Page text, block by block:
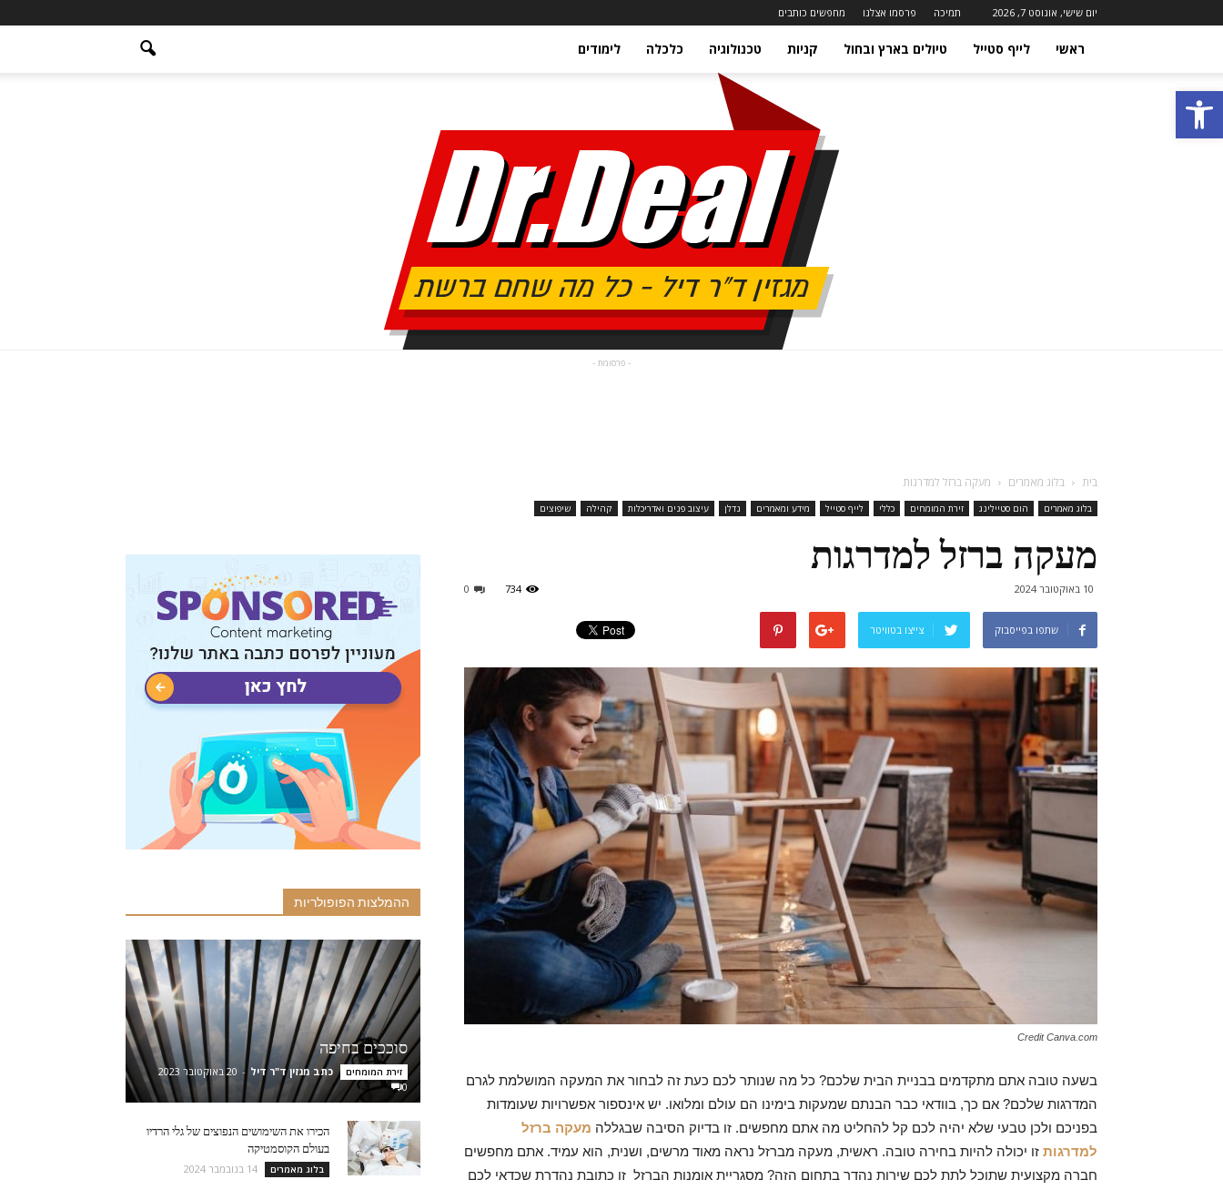
פתח סרגל נגישות
יום שישי, אוגוסט 7, 2026 תמיכה פרסמו אצלנו מחפשים כותבים
ראשי לייף סטייל טיולים בארץ ובחול קניות טכנולוגיה כלכלה לימודים
דיל
- פרסומת -
בית בלוג מאמרים מעקה ברזל למדרגות
בלוג מאמרים הום סטיילינג זירת המומחים כללי לייף סטייל מידע ומאמרים נדלן עיצוב פנים ואדריכלות קהילה שיפוצים
מעקה ברזל למדרגות
10 באוקטובר 2024 0 734
שתפו בפייסבוק צייצו בטוויטר
Credit Canva.com
בשעה טובה אתם מתקדמים בבניית הבית שלכם? כל מה שנותר לכם כעת זה לבחור את המעקה המושלמת לגרם
המדרגות שלכם? אם כך, בוודאי כבר הבנתם שמעקות בימינו הם עולם ומלואו. יש אינספור אפשרויות שעומדות
בפניכם ולכן טבעי שלא יהיה לכם קל להחליט מה אתם מחפשים. זו בדיוק הסיבה שבגללה מעקה ברזל
למדרגות זו יכולה להיות בחירה טובה. ראשית, מעקה מברזל נראה מאוד מרשים, ושנית, הוא עמיד. אתם מחפשים
חברה מקצועית שתוכל לתת לכם שירות נהדר בתחום הזה? מסגריית אומנות הברזל זו כתובת נהדרת שכדאי לכם
ההמלצות הפופולריות
סוככים בחיפה
זירת המומחים כתב מגזין ד"ר דיל - 20 באוקטובר 2023
0
הכירו את השימושים הנפוצים של גלי הרדיו
בעולם הקוסמטיקה
בלוג מאמרים 14 בנובמבר 2024